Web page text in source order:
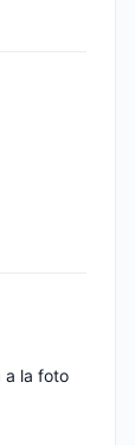
a la foto